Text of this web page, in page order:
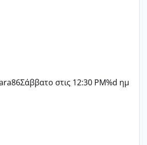
Σάββατο στις 12:30 PM%d ημ